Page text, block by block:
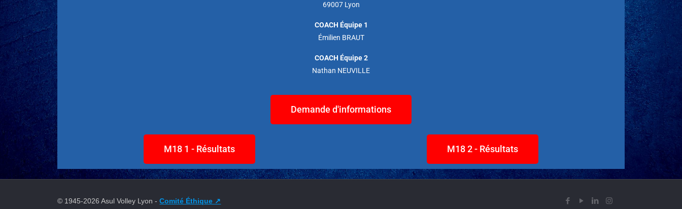
69007 Lyon
COACH Équipe 1
Émilien BRAUT
COACH Équipe 2
Nathan NEUVILLE
Demande d'informations
M18 1 - Résultats M18 2 - Résultats
© 1945-2026 Asul Volley Lyon -Comité Éthique ↗